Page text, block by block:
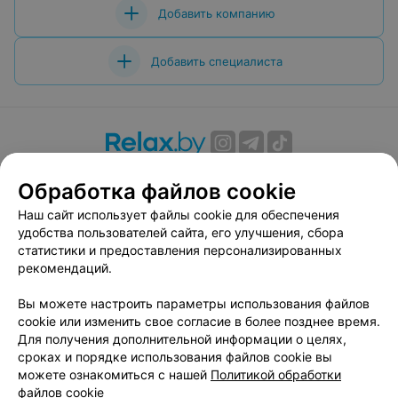
Добавить компанию
Добавить специалиста
Вакансии
Публичный договор
Способы оплаты
Публичный договор по использованию сервиса
«Афиша»
Пользовательское соглашение
Связаться по вопросам сотрудничества
Написать руководителю relax.by
Персональные настройки cookie
Обработка персональных данных
Обработка файлов cookie
Наш сайт использует файлы cookie для обеспечения
удобства пользователей сайта, его улучшения, сбора
статистики и предоставления персонализированных
рекомендаций.
Вы можете настроить параметры использования файлов
cookie или изменить свое согласие в более позднее время.
Для получения дополнительной информации о целях,
сроках и порядке использования файлов cookie вы
можете ознакомиться с нашей Политикой обработки
файлов cookie